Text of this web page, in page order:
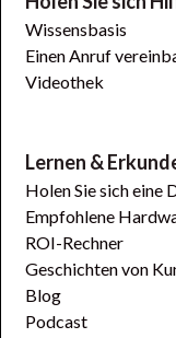
Wissensbasis
Einen Anruf
Videothek
Lernen &
Holen Sie sich eine
Empfohlene
ROI-Rechner
Geschichten von
Blog
Podcast